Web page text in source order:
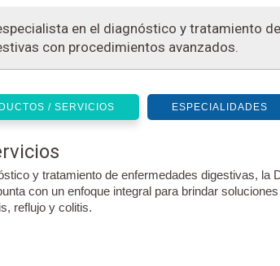
en el diagnóstico y tratamiento de
con procedimientos avanzados.
/ SERVICIOS ESPECIALIDADES
y tratamiento de enfermedades digestivas, la
con un enfoque integral para brindar
reflujo y colitis.